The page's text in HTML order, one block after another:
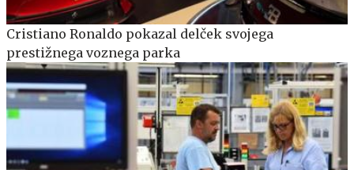
Cristiano Ronaldo pokazal delček svojega
prestižnega voznega parka